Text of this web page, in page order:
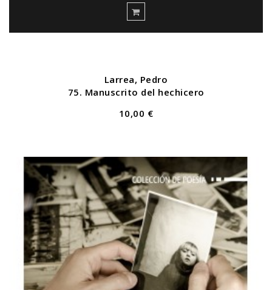
Larrea, Pedro
75. Manuscrito del hechicero
10,00 €